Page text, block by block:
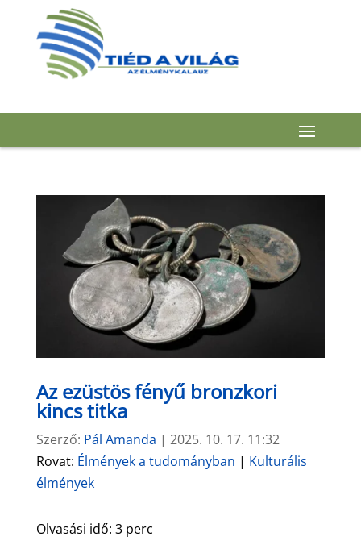
Az ezüstös fényű bronzkori
kincs titka
Szerző: Pál Amanda | 2025. 10. 17. 11:32
Rovat: Élmények a tudományban | Kulturális
élmények
Olvasási idő: 3 perc